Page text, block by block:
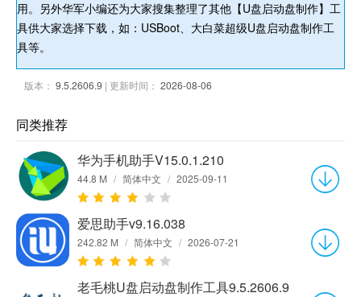
用。另外华军小编还为大家搜集整理了其他【U盘启动盘制作】工
具供大家选择下载，如：USBoot、大白菜超级U盘启动盘制作工
具等。
版本： 9.5.2606.9 | 更新时间： 2026-08-06
同类推荐
华为手机助手V15.0.1.210
44.8 M / 简体中文 / 2025-09-11
爱思助手v9.16.038
242.82 M / 简体中文 / 2026-07-21
老毛桃U盘启动盘制作工具9.5.2606.9